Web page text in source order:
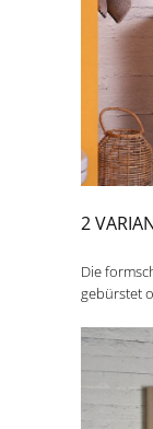
2
Die
gebürstet